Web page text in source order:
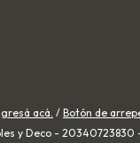
acá. / Botón de
y Deco - 20340723830